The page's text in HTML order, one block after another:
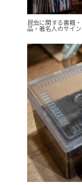
昆虫に関する書籍
品・著名人のサイ